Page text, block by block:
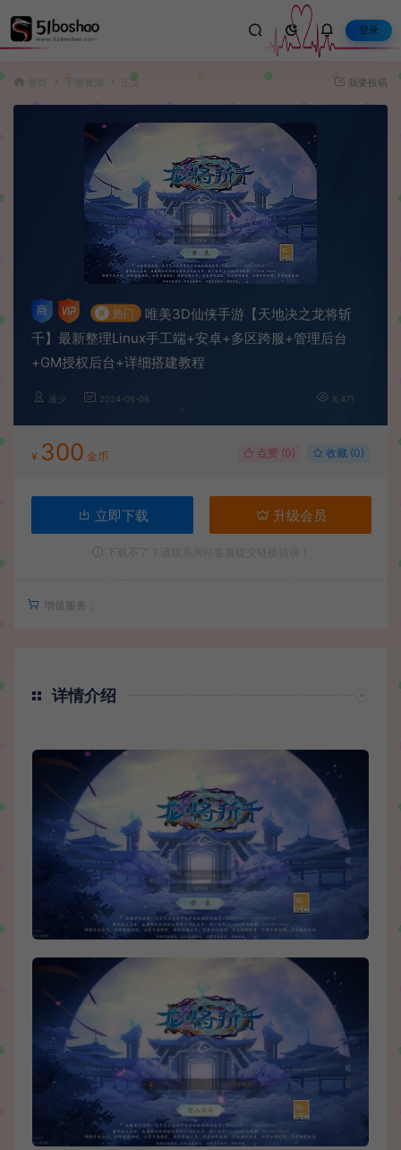
登录
手游资源 正文 我要投稿
# 热门
唯美3D仙侠手游【天地决之龙将斩
千】最新整理Linux手工端+安卓+多区跨服+管理后台
+GM授权后台+详细搭建教程
波少 2024-06-06 8,471
¥ 300 金币 点赞 (0) 收藏 (0)
立即下载 升级会员
增值服务：
详情介绍